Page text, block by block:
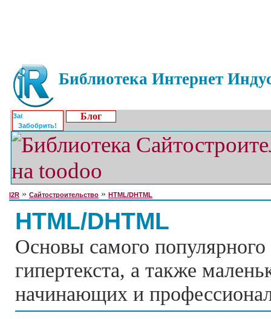
Библиотека Интернет
Забобрить!
Блог
I2R » Сайтостроительство » HTML/DHTML
HTML/DHTML
Основы самого популярного
гипертекста, а также
начинающих и